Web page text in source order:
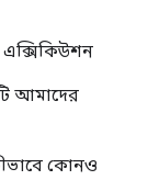
আমাদের
কোনও